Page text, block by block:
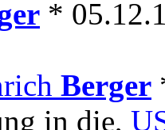
*
Berger
in die,